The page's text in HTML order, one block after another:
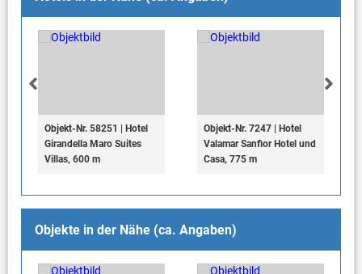
Objekt-Nr. 58251 | Hotel
Girandella Maro Suites
Villas, 600 m
Objekt-Nr. 7247 | Hotel
Valamar Sanfior Hotel und
Casa, 775 m
Objekte in der Nähe (ca. Angaben)